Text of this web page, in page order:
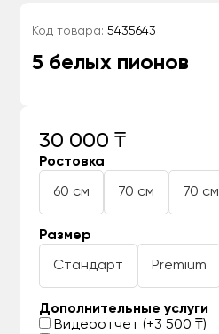
Код товара: 5435643
5 белых пионов
30 000 ₸
Ростовка
60 см 70 см 70 см
Размер
Стандарт Premium
Дополнительные услуги
Видеоотчет (+3 500 ₸)